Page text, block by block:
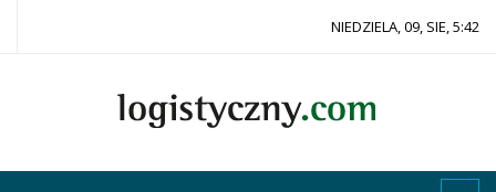
NIEDZIELA, 09, SIE, 5:42